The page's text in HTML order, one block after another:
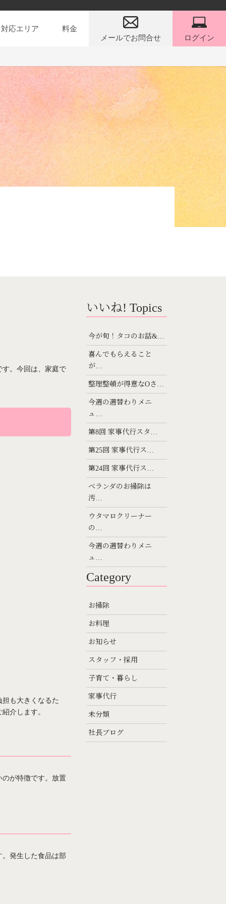
対応エリア
料金
メールでお問合せ
ログイン
。今回は、家庭で
も大きくなるた
介します。
が特徴です。放置
発生した食品は部
いいね! Topics
今が旬！タコのお話&…
喜んでもらえること
が…
整理整頓が得意なOさ…
今週の週替わりメニ
ュ…
第8回 家事代行スタ…
第25回 家事代行ス…
第24回 家事代行ス…
ベランダのお掃除は
汚…
ウタマロクリーナー
の…
今週の週替わりメニ
ュ…
Category
お掃除
お料理
お知らせ
スタッフ・採用
子育て・暮らし
家事代行
未分類
社長ブログ